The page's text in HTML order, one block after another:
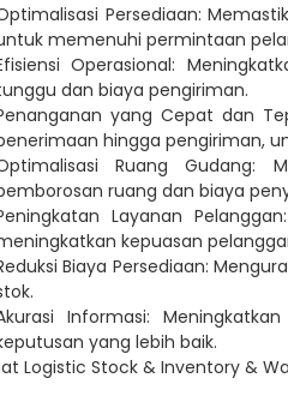
Persediaan:
memenuhi permintaan
Operasional:
dan biaya pengiriman.
yang Cepat dan
hingga pengiriman,
Ruang Gudang:
ruang dan biaya
Layanan
kepuasan
Biaya Persediaan:
Informasi:
yang lebih baik.
Logistic Stock & Inventory &